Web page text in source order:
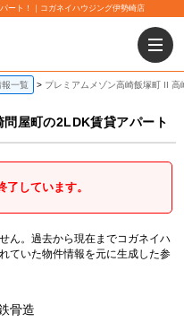
ート！｜コガネイハウジング伊勢崎店
一覧 プレミアムメゾン高崎飯塚町 II
問屋町の2LDK賃貸アパート
しています。
ん。過去から現在までコガネイハ
ていた物件情報を元に生成した参
骨造